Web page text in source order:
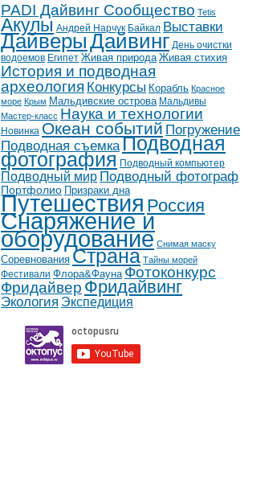
PADI Дайвинг Сообщество Tetis
Акулы Андрей Нарчук Байкал Выставки
ДайверыДайвинг День очистки
водоемов Египет Живая природа Живая стихия
История и подводная
археология Конкурсы Корабль Красное
море Крым Мальдивские острова Мальдивы
Мастер-класс Наука и технологии
Новинка Океан событий Погружение
Подводная съемкаПодводная
фотография Подводный компьютер
Подводный мир Подводный фотограф
Портфолио Призраки дна
Путешествия Россия
Снаряжение и
оборудование Снимая маску
Соревнования Страна Тайны морей
Фестивали Флора&Фауна Фотоконкурс
Фридайвер Фридайвинг
Экология Экспедиция